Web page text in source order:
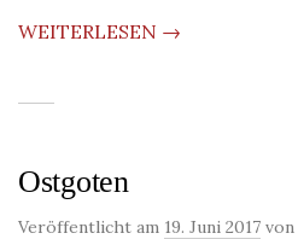
WEITERLESEN →
Ostgoten
Veröffentlicht am 19. Juni 2017 von